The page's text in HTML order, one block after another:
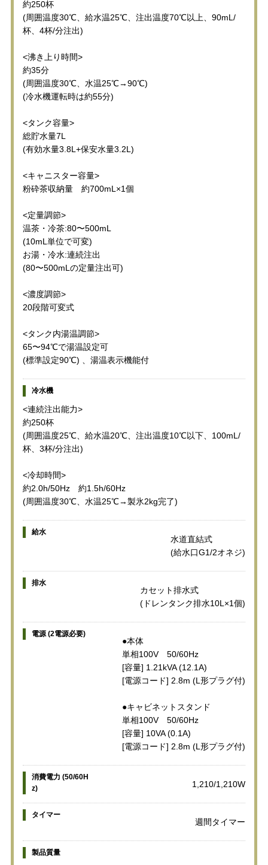
約250杯
(周囲温度30℃、給水温25℃、注出温度70℃以上、90mL/
杯、4杯/分注出)
<沸き上り時間>
約35分
(周囲温度30℃、水温25℃→90℃)
(冷水機運転時は約55分)
<タンク容量>
総貯水量7L
(有効水量3.8L+保安水量3.2L)
<キャニスター容量>
粉砕茶収納量 約700mL×1個
<定量調節>
温茶・冷茶:80〜500mL
(10mL単位で可変)
お湯・冷水:連続注出
(80〜500mLの定量注出可)
<濃度調節>
20段階可変式
<タンク内湯温調節>
65〜94℃で湯温設定可
(標準設定90℃) 、湯温表示機能付
冷水機
<連続注出能力>
約250杯
(周囲温度25℃、給水温20℃、注出温度10℃以下、100mL/
杯、3杯/分注出)
<冷却時間>
約2.0h/50Hz 約1.5h/60Hz
(周囲温度30℃、水温25℃→製氷2kg完了)
給水
水道直結式
(給水口G1/2オネジ)
排水
カセット排水式
(ドレンタンク排水10L×1個)
電源 (2電源必要)
●本体
単相100V 50/60Hz
[容量] 1.21kVA (12.1A)
[電源コード] 2.8m (L形プラグ付)
●キャビネットスタンド
単相100V 50/60Hz
[容量] 10VA (0.1A)
[電源コード] 2.8m (L形プラグ付)
消費電力 (50/60H
z)
1,210/1,210W
タイマー
週間タイマー
製品質量